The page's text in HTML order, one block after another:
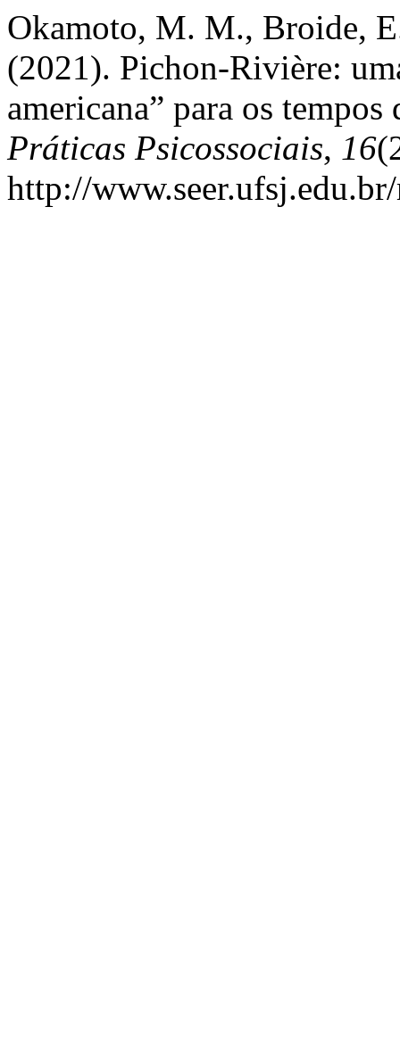
Okamoto, M. M., Broide,
(2021). Pichon-Rivière:
americana” para os
Práticas Psicossociais, 16
http://